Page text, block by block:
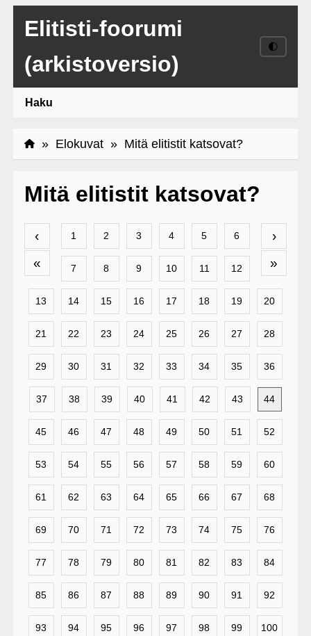
Elitisti-foorumi
(arkistoversio)
🌓
Haku
» Elokuvat» Mitä elitistit katsovat?
Mitä elitistit katsovat?
‹
«
›
»
1 2 3 4 5 6
7 8 9 10 11 12
13 14 15 16 17 18 19 20
21 22 23 24 25 26 27 28
29 30 31 32 33 34 35 36
37 38 39 40 41 42 43 44
45 46 47 48 49 50 51 52
53 54 55 56 57 58 59 60
61 62 63 64 65 66 67 68
69 70 71 72 73 74 75 76
77 78 79 80 81 82 83 84
85 86 87 88 89 90 91 92
93 94 95 96 97 98 99 100